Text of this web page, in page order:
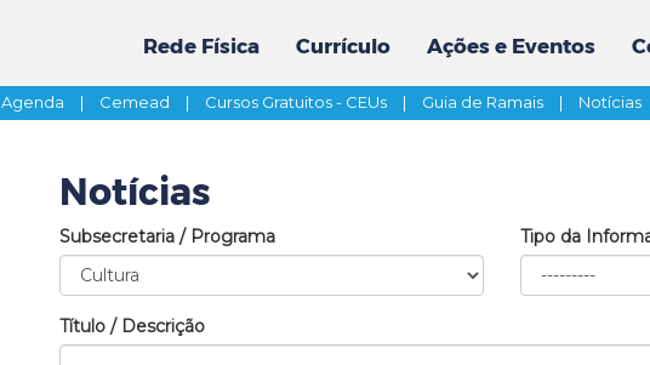
Rede Física Currículo Ações e Eventos
Agenda | Cemead | Cursos Gratuitos - CEUs | Guia de Ramais | Notícias
Notícias
Subsecretaria / Programa Tipo da
Título / Descrição